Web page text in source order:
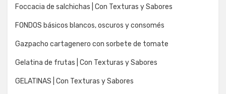
Foccacia de salchichas | Con Texturas y Sabores
FONDOS básicos blancos, oscuros y consomés
Gazpacho cartagenero con sorbete de tomate
Gelatina de frutas | Con Texturas y Sabores
GELATINAS | Con Texturas y Sabores